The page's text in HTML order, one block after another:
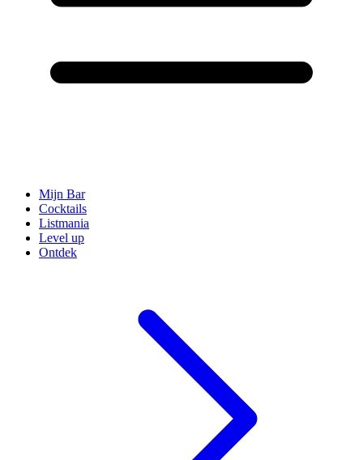
Mijn Bar
Cocktails
Listmania
Level up
Ontdek